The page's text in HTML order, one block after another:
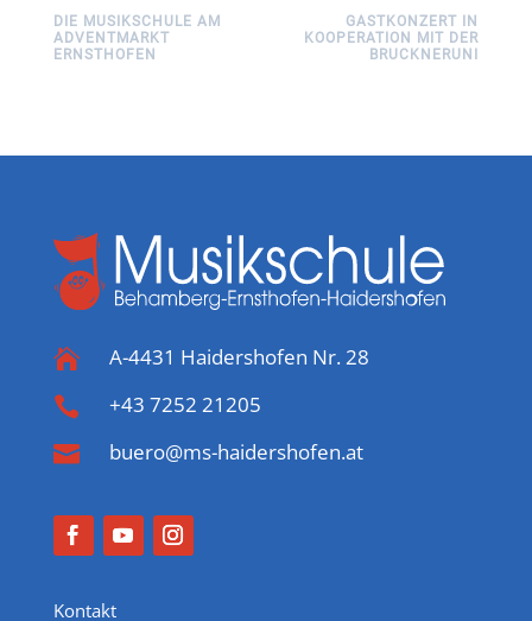
DIE MUSIKSCHULE AM
ADVENTMARKT
ERNSTHOFEN
GASTKONZERT IN
KOOPERATION MIT DER
BRUCKNERUNI
 A-4431 Haidershofen Nr. 28
 +43 7252 21205
 buero@ms-haidershofen.at
Kontakt